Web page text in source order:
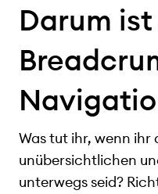
Darum
Was tut ihr, wenn ihr
unübersichtlichen
unterwegs seid?